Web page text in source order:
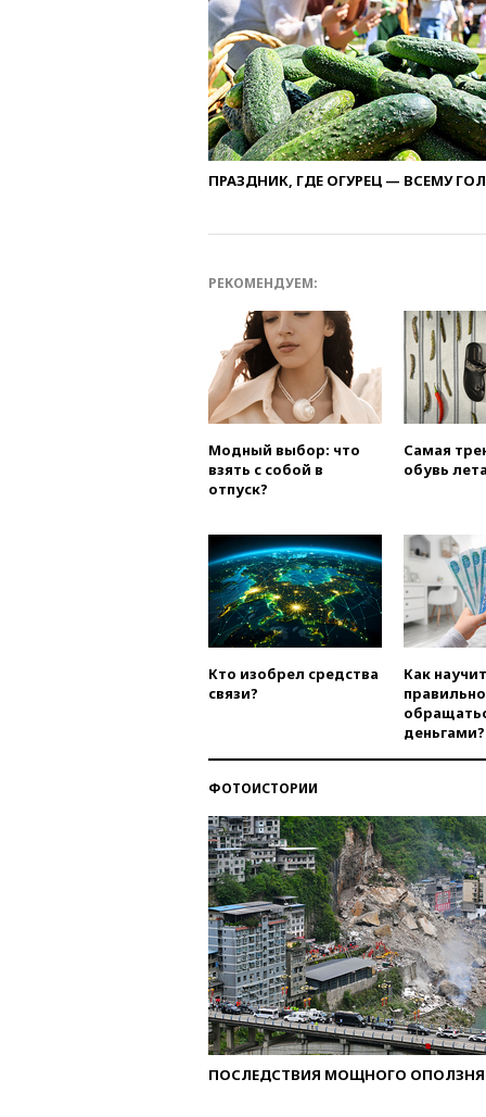
ПРАЗДНИК, ГДЕ ОГУРЕЦ — ВСЕМУ
РЕКОМЕНДУЕМ:
Модный выбор: что
взять с собой в
отпуск?
Самая
обувь
Кто изобрел средства
связи?
Как
правильно
деньгами?
ФОТОИСТОРИИ
ПОСЛЕДСТВИЯ МОЩНОГО ОПОЛЗНЯ